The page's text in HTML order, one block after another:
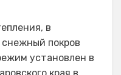
в
снежный покров
установлен в